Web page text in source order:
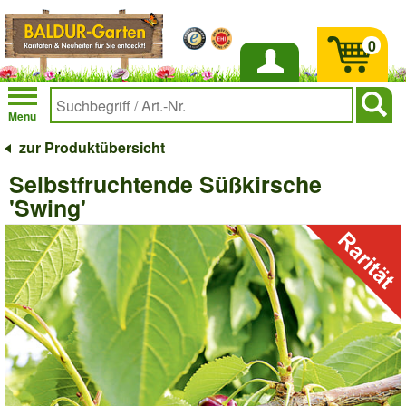
Anmelden
Menu
0
zur Produktübersicht
Selbstfruchtende Süßkirsche
'Swing'